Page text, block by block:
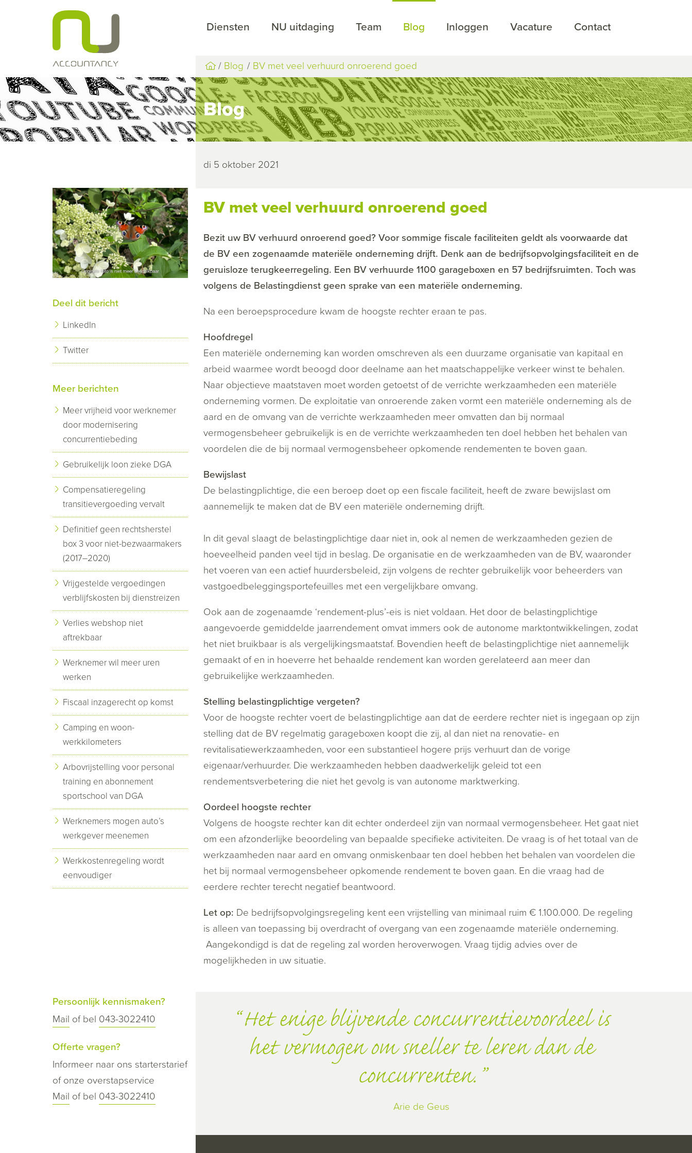
Diensten NU uitdaging Team Blog Inloggen Vacature Contact
Blog BV met veel verhuurd onroerend goed
Blog
di 5 oktober 2021
BV met veel verhuurd onroerend goed
Bezit uw BV verhuurd onroerend goed? Voor sommige fiscale faciliteiten geldt als voorwaarde dat
de BV een zogenaamde materiële onderneming drijft. Denk aan de bedrijfsopvolgingsfaciliteit en de
geruisloze terugkeerregeling. Een BV verhuurde 1100 garageboxen en 57 bedrijfsruimten. Toch was
volgens de Belastingdienst geen sprake van een materiële onderneming.
Na een beroepsprocedure kwam de hoogste rechter eraan te pas.
Hoofdregel
Een materiële onderneming kan worden omschreven als een duurzame organisatie van kapitaal en
arbeid waarmee wordt beoogd door deelname aan het maatschappelijke verkeer winst te behalen.
Naar objectieve maatstaven moet worden getoetst of de verrichte werkzaamheden een materiële
onderneming vormen. De exploitatie van onroerende zaken vormt een materiële onderneming als de
aard en de omvang van de verrichte werkzaamheden meer omvatten dan bij normaal
vermogensbeheer gebruikelijk is en de verrichte werkzaamheden ten doel hebben het behalen van
voordelen die de bij normaal vermogensbeheer opkomende rendementen te boven gaan.
Bewijslast
De belastingplichtige, die een beroep doet op een fiscale faciliteit, heeft de zware bewijslast om
aannemelijk te maken dat de BV een materiële onderneming drijft.
In dit geval slaagt de belastingplichtige daar niet in, ook al nemen de werkzaamheden gezien de
hoeveelheid panden veel tijd in beslag. De organisatie en de werkzaamheden van de BV, waaronder
het voeren van een actief huurdersbeleid, zijn volgens de rechter gebruikelijk voor beheerders van
vastgoedbeleggingsportefeuilles met een vergelijkbare omvang.
Ook aan de zogenaamde ‘rendement-plus’-eis is niet voldaan. Het door de belastingplichtige
aangevoerde gemiddelde jaarrendement omvat immers ook de autonome marktontwikkelingen, zodat
het niet bruikbaar is als vergelijkingsmaatstaf. Bovendien heeft de belastingplichtige niet aannemelijk
gemaakt of en in hoeverre het behaalde rendement kan worden gerelateerd aan meer dan
gebruikelijke werkzaamheden.
Stelling belastingplichtige vergeten?
Voor de hoogste rechter voert de belastingplichtige aan dat de eerdere rechter niet is ingegaan op zijn
stelling dat de BV regelmatig garageboxen koopt die zij, al dan niet na renovatie- en
revitalisatiewerkzaamheden, voor een substantieel hogere prijs verhuurt dan de vorige
eigenaar/verhuurder. Die werkzaamheden hebben daadwerkelijk geleid tot een
rendementsverbetering die niet het gevolg is van autonome marktwerking.
Oordeel hoogste rechter
Volgens de hoogste rechter kan dit echter onderdeel zijn van normaal vermogensbeheer. Het gaat niet
om een afzonderlijke beoordeling van bepaalde specifieke activiteiten. De vraag is of het totaal van de
werkzaamheden naar aard en omvang onmiskenbaar ten doel hebben het behalen van voordelen die
het bij normaal vermogensbeheer opkomende rendement te boven gaan. En die vraag had de
eerdere rechter terecht negatief beantwoord.
Let op: De bedrijfsopvolgingsregeling kent een vrijstelling van minimaal ruim € 1.100.000. De regeling
is alleen van toepassing bij overdracht of overgang van een zogenaamde materiële onderneming.
Aangekondigd is dat de regeling zal worden heroverwogen. Vraag tijdig advies over de
mogelijkheden in uw situatie.
Deel dit bericht
LinkedIn
Twitter
Meer berichten
Meer vrijheid voor werknemer
door modernisering
concurrentiebeding
Gebruikelijk loon zieke DGA
Compensatieregeling
transitievergoeding vervalt
Definitief geen rechtsherstel
box 3 voor niet-bezwaarmakers
(2017–2020)
Vrijgestelde vergoedingen
verblijfskosten bij dienstreizen
Verlies webshop niet
aftrekbaar
Werknemer wil meer uren
werken
Fiscaal inzagerecht op komst
Camping en woon-
werkkilometers
Arbovrijstelling voor personal
training en abonnement
sportschool van DGA
Werknemers mogen auto’s
werkgever meenemen
Werkkostenregeling wordt
eenvoudiger
Persoonlijk kennismaken?
Mail of bel 043-3022410
Offerte vragen?
Informeer naar ons starterstarief
of onze overstapservice
Mail of bel 043-3022410
Het enige blijvende concurrentievoordeel is
het vermogen om sneller te leren dan de
concurrenten.
Arie de Geus